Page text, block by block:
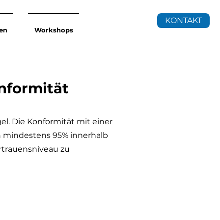
Workshops
KONTAKT
Die Konformität mit einer
95% innerhalb
zu